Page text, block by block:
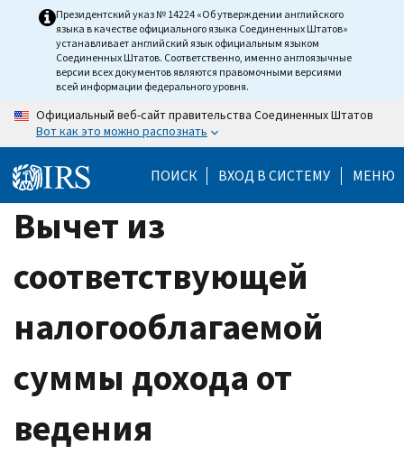
Президентский указ № 14224 «Об утверждении английского
языка в качестве официального языка Соединенных Штатов»
устанавливает английский язык официальным языком
Соединенных Штатов. Соответственно, именно англоязычные
версии всех документов являются правомочными версиями
всей информации федерального уровня.
Официальный веб-сайт правительства Соединенных Штатов
Вот как это можно распознать
ПОИСК ВХОД В СИСТЕМУ МЕНЮ
Вычет из
соответствующей
налогооблагаемой
суммы дохода от
ведения